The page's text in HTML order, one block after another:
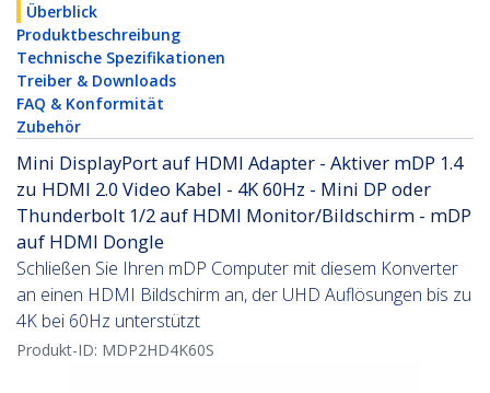
Überblick
Produktbeschreibung
Technische Spezifikationen
Treiber & Downloads
FAQ & Konformität
Zubehör
Mini DisplayPort auf HDMI Adapter - Aktiver mDP 1.4
zu HDMI 2.0 Video Kabel - 4K 60Hz - Mini DP oder
Thunderbolt 1/2 auf HDMI Monitor/Bildschirm - mDP
auf HDMI Dongle
Schließen Sie Ihren mDP Computer mit diesem Konverter
an einen HDMI Bildschirm an, der UHD Auflösungen bis zu
4K bei 60Hz unterstützt
Produkt-ID: MDP2HD4K60S